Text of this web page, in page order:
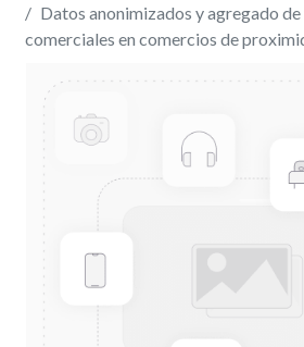
Datos anonimizados y agregado
comerciales en comercios de